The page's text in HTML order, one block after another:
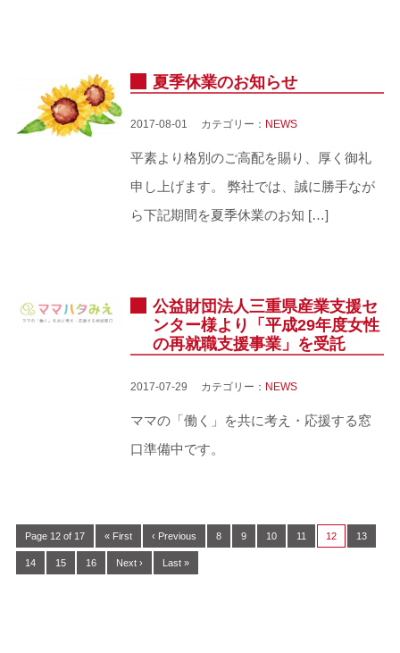
夏季休業のお知らせ
2017-08-01 カテゴリー： NEWS
平素より格別のご高配を賜り、厚く御礼
申し上げます。 弊社では、誠に勝手なが
ら下記期間を夏季休業のお知 […]
公益財団法人三重県産業支援セ
ンター様より「平成29年度女性
の再就職支援事業」を受託
2017-07-29 カテゴリー： NEWS
ママの「働く」を共に考え・応援する窓
口準備中です。
Page 12 of 17 « First ‹ Previous 8 9 10 11 12 13
14 15 16 Next › Last »